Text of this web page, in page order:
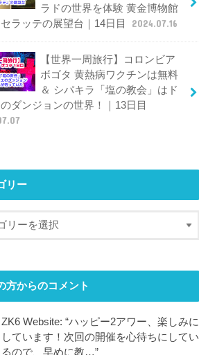
ラドの世界を体験 黄金博物館
ラッテの展望台｜14日目
2024.07.16
【世界一周旅行】コロンビア
ボゴタ 黄熱病ワクチンは無料
＆ シパキラ「塩の教会」はド
ダンジョンの世界！｜13日目
リー
方からのコメント
ZK6 Website: “ハッピー2アワー、楽しみに
しています！次回の開催を心待ちにしてい
るので、早めに教…”